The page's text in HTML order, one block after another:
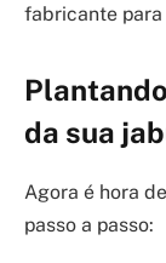
fabricante
da sua
Agora é hora
passo a passo: